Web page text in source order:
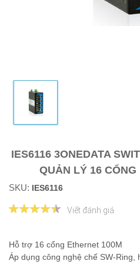
IES6116 3ONEDATA
QUẢN LÝ 16 CỔNG
SKU: IES6116
Viết đánh giá
Hỗ trợ 16 cổng Ethernet 100M
Áp dụng công nghệ chế SW-Ring,